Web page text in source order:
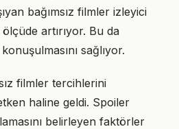
bağımsız filmler izleyici
artırıyor. Bu da
sağlıyor.
filmler tercihlerini
haline geldi. Spoiler
belirleyen faktörler